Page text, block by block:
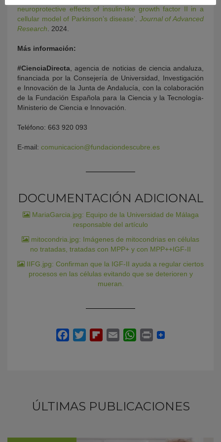
neuroprotective effects of insulin-like growth factor II in a
cellular model of Parkinson’s disease’ Journal of Advanced
Research . 2024.
Más información:
#CienciaDirecta , agencia de noticias de ciencia andaluza,
financiada por la Consejería de Universidad, Investigación
e Innovación de la Junta de Andalucía, con la colaboración
de la Fundación Española para la Ciencia y la Tecnología-
Ministerio de Ciencia e Innovación.
Teléfono: 663 920 093
E-mail: comunicacion@fundaciondescubre.es
DOCUMENTACIÓN ADICIONAL
MariaGarcia.jpg: Equipo de la Universidad de Málaga
responsable del artículo
mitocondria.jpg: Imágenes de mitocondrias en células
no tratadas, tratadas con MPP+ y con MPP++IGF-II
IIFG.jpg: Confirman que la IGF-II ayuda a regular ciertos
procesos en las células evitando que se deterioren y
mueran.
ÚLTIMAS PUBLICACIONES